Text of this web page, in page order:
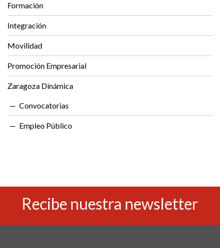
Formación
Integración
Movilidad
Promoción Empresarial
Zaragoza Dinámica
Convocatorias
Empleo Público
Recibe nuestra newsletter